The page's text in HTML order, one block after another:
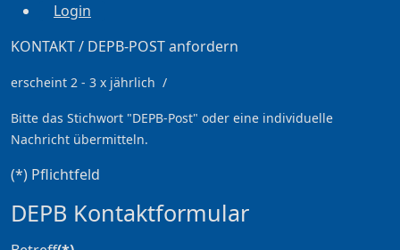
Login
KONTAKT / DEPB-POST anfordern
erscheint 2 - 3 x jährlich /
Bitte das Stichwort "DEPB-Post" oder eine individuelle
Nachricht übermitteln.
(*) Pflichtfeld
DEPB Kontaktformular